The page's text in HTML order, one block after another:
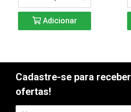
Adicionar
Cadastre-se para
ofertas!